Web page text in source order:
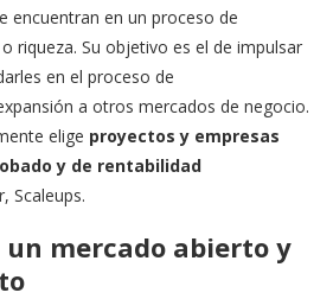
encuentran en un proceso de
riqueza. Su objetivo es el de impulsar
en el proceso de
a otros mercados de negocio.
elige proyectos y empresas
y de rentabilidad
Scaleups.
un mercado abierto y